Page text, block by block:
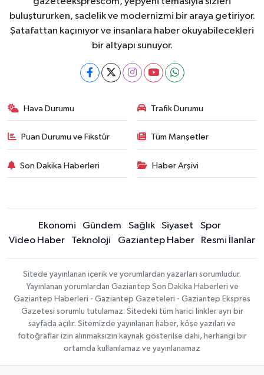
buluştururken, sadelik ve modernizmi bir araya getiriyor.
Şatafattan kaçınıyor ve insanlara haber okuyabilecekleri
bir altyapı sunuyor.
Hava Durumu Trafik Durumu
Puan Durumu ve Fikstür Tüm Manşetler
Son Dakika Haberleri Haber Arşivi
Ekonomi Gündem Sağlık Siyaset
Spor
Video Haber
Teknoloji Gaziantep Haber Resmi İlanlar
Sitede yayınlanan içerik ve yorumlardan yazarları sorumludur.
Yayınlanan yorumlardan Gaziantep Son Dakika Haberleri ve
Gaziantep Haberleri - Gaziantep Gazeteleri - Gaziantep Ekspres
Gazetesi sorumlu tutulamaz. Sitedeki tüm harici linkler ayrı bir
sayfada açılır. Sitemizde yayınlanan haber, köşe yazıları ve
fotoğraflar izin alınmaksızın kaynak gösterilse dahi, herhangi bir
ortamda kullanılamaz ve yayınlanamaz